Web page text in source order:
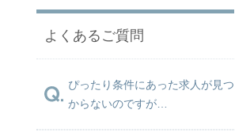
よくあるご質問
ぴったり条件にあった求人が見つ
からないのですが…